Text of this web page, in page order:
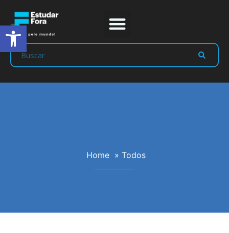
Abrir a barra de ferramentas
Home » Todos